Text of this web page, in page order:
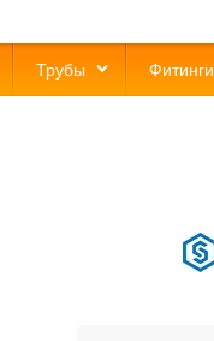
Трубы Фитинги